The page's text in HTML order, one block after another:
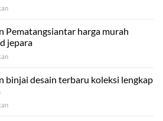
Tinggi
murah
gratis
ongkir
pada
meja
makan
Tanjungbalai
harga
gratis
ongkir
Pematangsiantar harga murah
jepara
pada
meja
makan
harga
binjai desain terbaru koleksi lengkap
pada